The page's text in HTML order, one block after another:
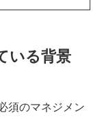
いる背景
須のマネジメン